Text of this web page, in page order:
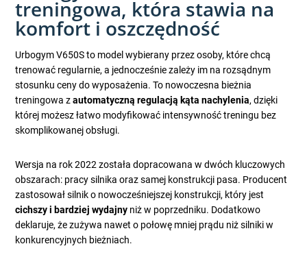
treningowa, która stawia na
komfort i oszczędność
Urbogym V650S to model wybierany przez osoby, które chcą
trenować regularnie, a jednocześnie zależy im na rozsądnym
stosunku ceny do wyposażenia. To nowoczesna bieżnia
treningowa zautomatyczną regulacją kąta nachylenia, dzięki
której możesz łatwo modyfikować intensywność treningu bez
skomplikowanej obsługi.
Wersja na rok 2022 została dopracowana w dwóch kluczowych
obszarach: pracy silnika oraz samej konstrukcji pasa. Producent
zastosował silnik o nowocześniejszej konstrukcji, który jest
cichszy i bardziej wydajny niż w poprzedniku. Dodatkowo
deklaruje, że zużywa nawet o połowę mniej prądu niż silniki w
konkurencyjnych bieżniach.